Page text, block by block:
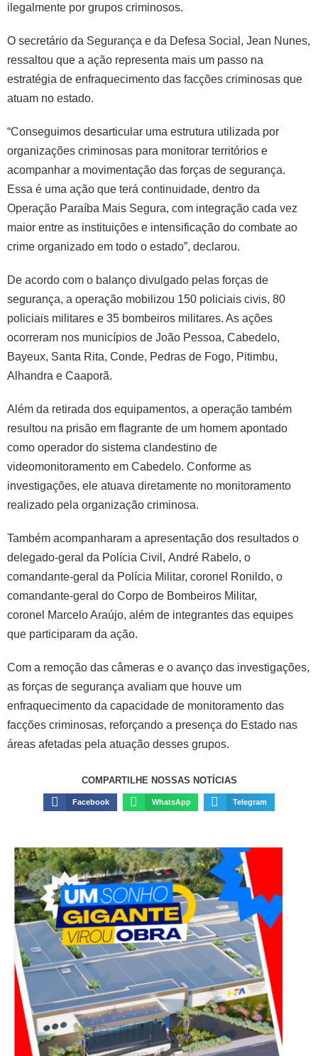
ilegalmente por grupos criminosos.
O secretário da Segurança e da Defesa Social, Jean Nunes,
ressaltou que a ação representa mais um passo na
estratégia de enfraquecimento das facções criminosas que
atuam no estado.
“Conseguimos desarticular uma estrutura utilizada por
organizações criminosas para monitorar territórios e
acompanhar a movimentação das forças de segurança.
Essa é uma ação que terá continuidade, dentro da
Operação Paraíba Mais Segura, com integração cada vez
maior entre as instituições e intensificação do combate ao
crime organizado em todo o estado”, declarou.
De acordo com o balanço divulgado pelas forças de
segurança, a operação mobilizou 150 policiais civis, 80
policiais militares e 35 bombeiros militares. As ações
ocorreram nos municípios de João Pessoa, Cabedelo,
Bayeux, Santa Rita, Conde, Pedras de Fogo, Pitimbu,
Alhandra e Caaporã.
Além da retirada dos equipamentos, a operação também
resultou na prisão em flagrante de um homem apontado
como operador do sistema clandestino de
videomonitoramento em Cabedelo. Conforme as
investigações, ele atuava diretamente no monitoramento
realizado pela organização criminosa.
Também acompanharam a apresentação dos resultados o
delegado-geral da Polícia Civil, André Rabelo, o
comandante-geral da Polícia Militar, coronel Ronildo, o
comandante-geral do Corpo de Bombeiros Militar,
coronel Marcelo Araújo, além de integrantes das equipes
que participaram da ação.
Com a remoção das câmeras e o avanço das investigações,
as forças de segurança avaliam que houve um
enfraquecimento da capacidade de monitoramento das
facções criminosas, reforçando a presença do Estado nas
áreas afetadas pela atuação desses grupos.
COMPARTILHE NOSSAS NOTÍCIAS
Facebook WhatsApp Telegram